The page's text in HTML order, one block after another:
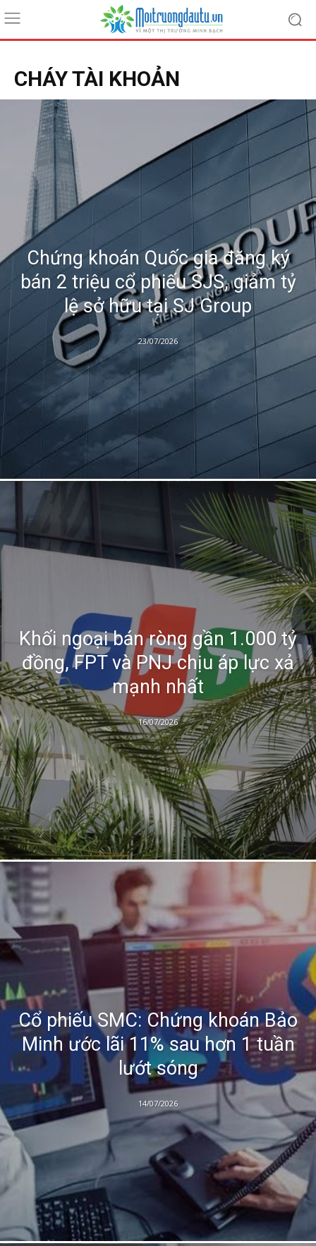
CHÁY TÀI KHOẢN
Chứng khoán Quốc gia đăng ký
bán 2 triệu cổ phiếu SJS, giảm tỷ
lệ sở hữu tại SJ Group
23/07/2026
Khối ngoại bán ròng gần 1.000 tỷ
đồng, FPT và PNJ chịu áp lực xả
mạnh nhất
16/07/2026
Cổ phiếu SMC: Chứng khoán Bảo
Minh ước lãi 11% sau hơn 1 tuần
lướt sóng
14/07/2026